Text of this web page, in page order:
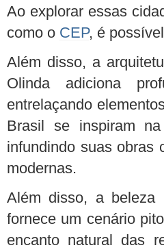
Ao explorar essas
como o CEP, é
Além disso, a
Olinda adiciona
entrelaçando
Brasil se inspiram
infundindo suas obras
modernas.
Além disso, a beleza
fornece um cenário
encanto natural das